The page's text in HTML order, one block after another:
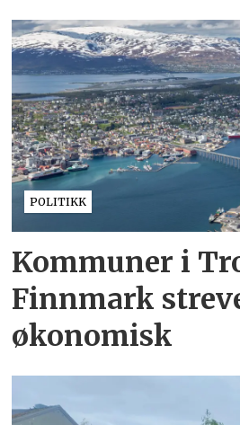
POLITIKK
Kommuner i
Finnmark
økonomisk